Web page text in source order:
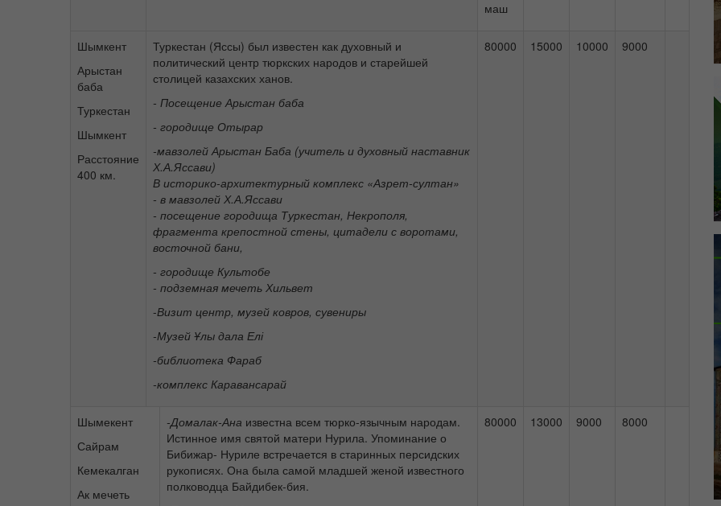
маш
Шымкент
Арыстан
баба
Туркестан
Шымкент
Расстояние
400 км.
Туркестан (Яссы) был известен как духовный и
политический центр тюркских народов и старейшей
столицей казахских ханов.
- Посещение Арыстан баба
- городище Отырар
-мавзолей Арыстан Баба (учитель и духовный наставник
Х.А.Яссави)
В историко-архитектурный комплекс «Азрет-султан»
- в мавзолей Х.А.Яссави
- посещение городища Туркестан, Некрополя,
фрагмента крепостной стены, цитадели с воротами,
восточной бани,
- городище Культобе
- подземная мечеть Хильвет
-Визит центр, музей ковров, сувениры
-Музей Ұлы дала Елі
-библиотека Фараб
-комплекс Каравансарай
80000 15000 10000 9000
Шымекент
Сайрам
Кемекалган
Ак мечеть
-Домалак-Ана известна всем тюрко-язычным народам.
Истинное имя святой матери Нурила. Упоминание о
Бибижар- Нуриле встречается в старинных персидских
рукописях. Она была самой младшей женой известного
полководца Байдибек-бия.
80000 13000 9000 8000